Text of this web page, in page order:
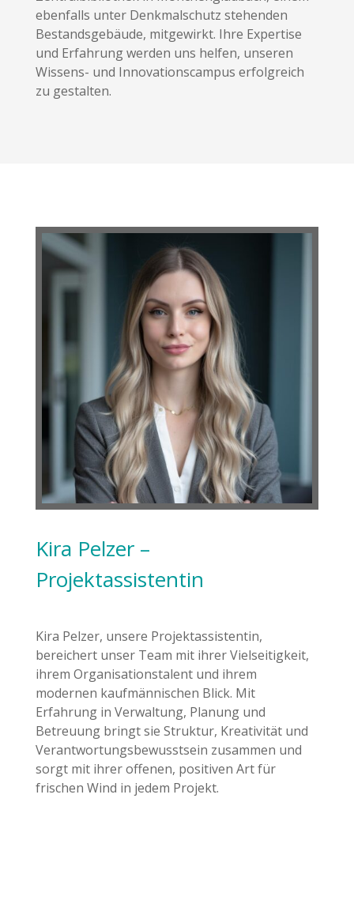
ebenfalls unter Denkmalschutz stehenden
Bestandsgebäude, mitgewirkt. Ihre Expertise
und Erfahrung werden uns helfen, unseren
Wissens- und Innovationscampus erfolgreich
zu gestalten.
Kira Pelzer –
Projektassistentin
Kira Pelzer, unsere Projektassistentin,
bereichert unser Team mit ihrer Vielseitigkeit,
ihrem Organisationstalent und ihrem
modernen kaufmännischen Blick. Mit
Erfahrung in Verwaltung, Planung und
Betreuung bringt sie Struktur, Kreativität und
Verantwortungsbewusstsein zusammen und
sorgt mit ihrer offenen, positiven Art für
frischen Wind in jedem Projekt.